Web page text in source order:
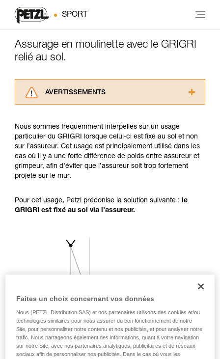
SPORT
Assurage en moulinette avec le GRIGRI
relié au sol.
AVERTISSEMENTS
consulter. Vous devez avoir compris les
informations de la notice technique pour
pouvoir comprendre ce complément
d’informations.
Maîtriser ces techniques nécessite une
formation et un entraînement spécifique. Validez
la manipulation, seul, en toute sécurité, avant
de la reproduire en autonomie.
que nous ne décrivons pas ici.
Nous sommes fréquemment interpellés sur un usage
particulier du GRIGRI lorsque celui-ci est fixé au sol et non
sur l’assureur. Cet usage est principalement utilisé dans les
cas où il y a une forte différence de poids entre assureur et
grimpeur, afin d’éviter que l’assureur soit trop fortement
projeté sur le mur.
Pour cet usage, Petzl préconise la solution suivante : le
GRIGRI est fixé au sol via l’assureur.
Faites un choix concernant vos données
Nous (PETZL Distribution SAS) et nos partenaires utilisons des cookies et/ou
technologies similaires pour nous assurer du bon fonctionnement de notre
Site, pour personnaliser notre contenu et nos publicités, et pour analyser notre
trafic. Nous partageons également des informations, quant à votre navigation
sur notre Site, avec nos partenaires analytiques, publicitaires et de réseaux
sociaux afin de personnaliser nos publicités. Dans le cas où vous les